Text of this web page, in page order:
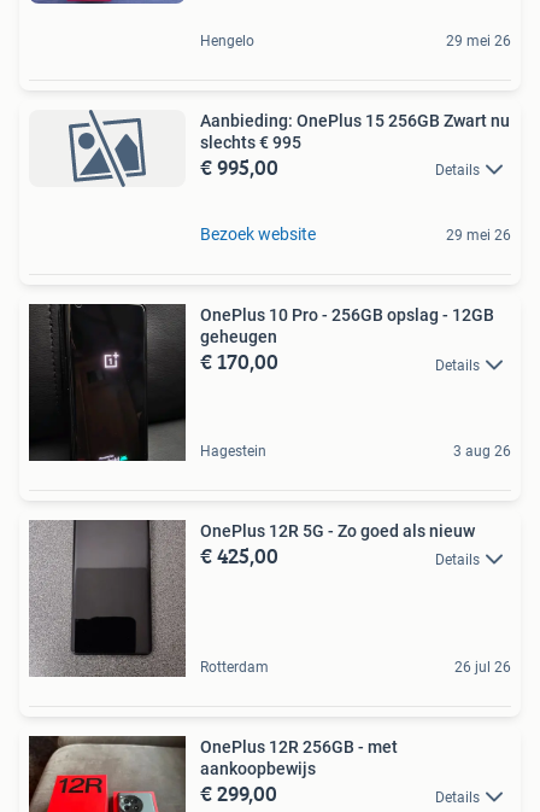
Hengelo 29 mei 26
Aanbieding: OnePlus 15 256GB Zwart nu
slechts € 995
€ 995,00 Details
Bezoek website 29 mei 26
OnePlus 10 Pro - 256GB opslag - 12GB
geheugen
€ 170,00 Details
Hagestein 3 aug 26
OnePlus 12R 5G - Zo goed als nieuw
€ 425,00 Details
Rotterdam 26 jul 26
OnePlus 12R 256GB - met
aankoopbewijs
€ 299,00 Details